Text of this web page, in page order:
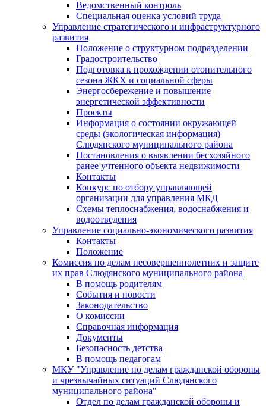
Ведомственный контроль
Специальная оценка условий труда
Управление стратегического и инфраструктурного
развития
Положение о структурном подразделении
Градостроительство
Подготовка к прохождении отопительного
сезона ЖКХ и социальной сферы
Энергосбережение и повышение
энергетической эффективности
Проекты
Информация о состоянии окружающей
среды (экологическая информация)
Слюдянского муниципального района
Постановления о выявлении бесхозяйного
ранее учтенного объекта недвижимости
Контакты
Конкурс по отбору управляющей
организации для управления МКД
Схемы теплоснабжения, водоснабжения и
водоотведения
Управление социально-экономического развития
Контакты
Положение
Комиссия по делам несовершеннолетних и защите
их прав Слюдянского муниципального района
В помощь родителям
События и новости
Законодательство
О комиссии
Справочная информация
Документы
Безопасность детства
В помощь педагогам
МКУ "Управление по делам гражданской обороны
и чрезвычайных ситуаций Слюдянского
муниципального района"
Отдел по делам гражданской обороны и